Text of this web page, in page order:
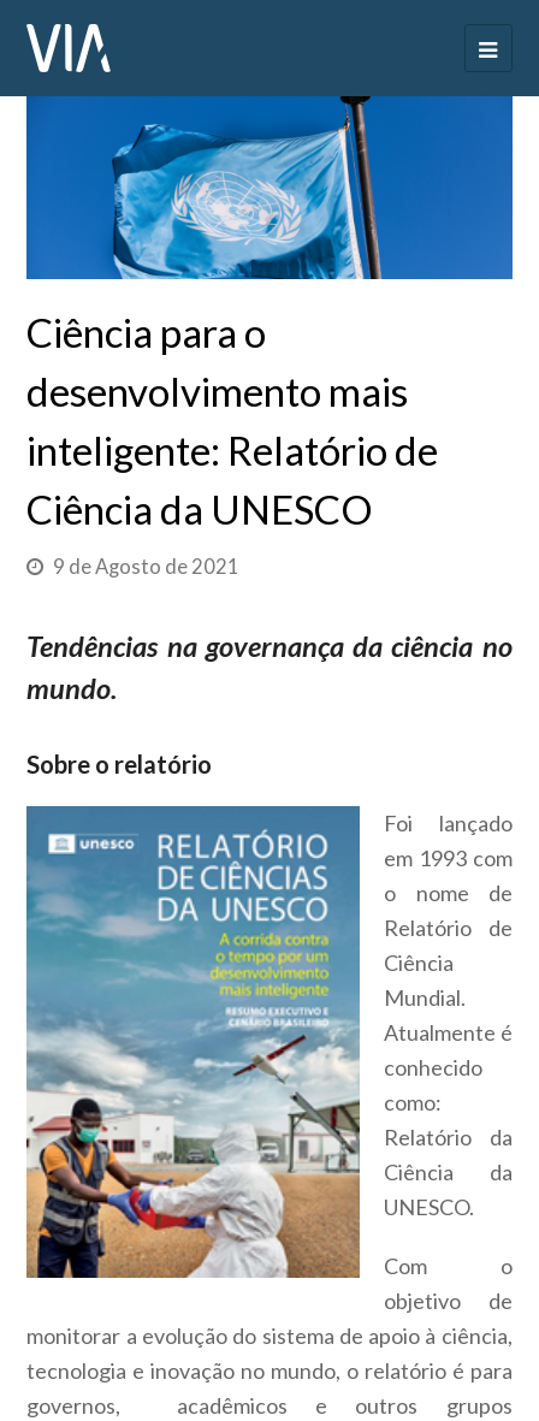
Ciência para o
desenvolvimento mais
inteligente: Relatório de
Ciência da UNESCO
9 de Agosto de 2021
Tendências na governança da ciência no
mundo.
Sobre o relatório
Foi lançado
em 1993 com
o nome de
Relatório de
Ciência
Mundial.
Atualmente é
conhecido
como:
Relatório da
Ciência da
UNESCO.
Com o
objetivo de
monitorar a evolução do sistema de apoio à ciência,
tecnologia e inovação no mundo, o relatório é para
governos, acadêmicos e outros grupos